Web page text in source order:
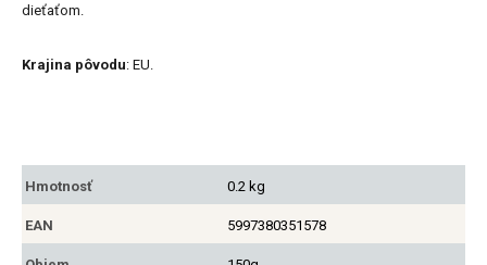
dieťaťom.
Krajina pôvodu: EU.
Hmotnosť 0.2 kg
EAN 5997380351578